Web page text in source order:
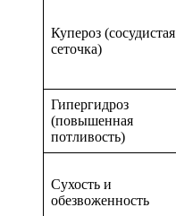
Купероз (сосудистая
сеточка)
Гипергидроз
(повышенная
потливость)
Сухость и
обезвоженность